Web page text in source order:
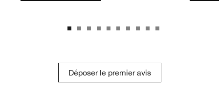
Déposer le premier avis